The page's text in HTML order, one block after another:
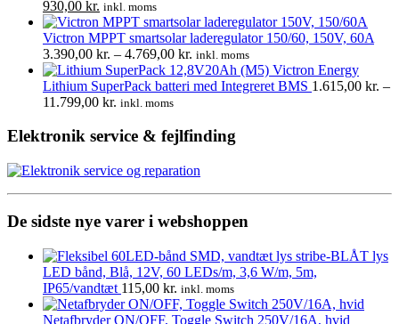
Den
oprindelige
pris
var:
1.050,00 kr..
930,00 kr. Den
aktuelle
pris
er:
930,00 kr..
inkl. moms
Victron MPPT smartsolar laderegulator 150/60, 150V, 60A
3.390,00 kr. – 4.769,00 kr. Prisinterval:
3.390,00 kr.
til
inkl. moms
Victron Energy
Lithium SuperPack batteri med Integreret BMS 1.615,00 kr. –
11.799,00 kr. Prisinterval:
til
11.799,00 kr.
inkl. moms
Elektronik service & fejlfinding
De sidste nye varer i webshoppen
LED bånd, Blå, 12V, 60 LEDs/m, 3,6 W/m, 5m,
IP65/vandtæt 115,00 kr. inkl. moms
Netafbryder ON/OFF, Toggle Switch 250V/16A, hvid